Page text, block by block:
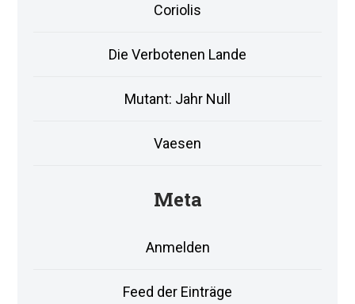
Coriolis
Die Verbotenen Lande
Mutant: Jahr Null
Vaesen
Meta
Anmelden
Feed der Einträge